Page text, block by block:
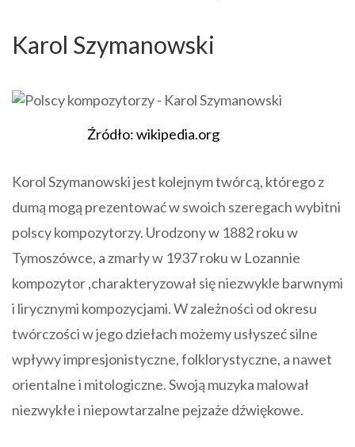
Karol Szymanowski
Źródło: wikipedia.org
Korol Szymanowski jest kolejnym twórcą, którego z
dumą mogą prezentować w swoich szeregach wybitni
polscy kompozytorzy. Urodzony w 1882 roku w
Tymoszówce, a zmarły w 1937 roku w Lozannie
kompozytor ,charakteryzował się niezwykle barwnymi
i lirycznymi kompozycjami. W zależności od okresu
twórczości w jego dziełach możemy usłyszeć silne
wpływy impresjonistyczne, folklorystyczne, a nawet
orientalne i mitologiczne. Swoją muzyka malował
niezwykłe i niepowtarzalne pejzaże dźwiękowe.